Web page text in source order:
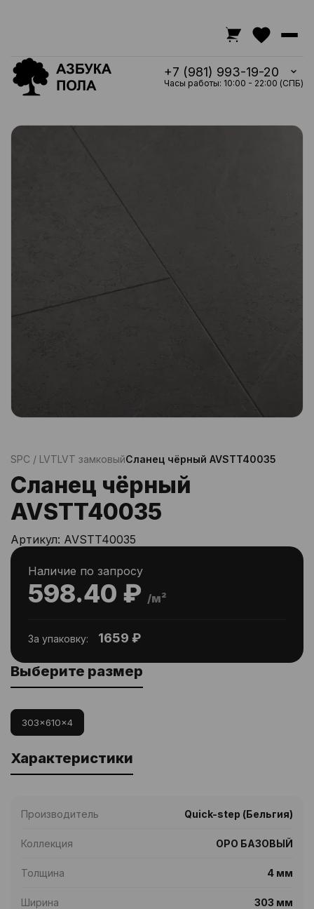
+7 (981) 993-19-20
Часы работы: 10:00 - 22:00 (СПБ)
SPC / LVTLVT замковыйСланец чёрный AVSTT40035
Сланец чёрный
AVSTT40035
Артикул: AVSTT40035
598.40 ₽ /м²
Наличие по запросу
За упаковку: 1659 ₽
Выберите размер
303x610x4
Характеристики
Производитель Quick-step (Бельгия)
Коллекция ОРО БАЗОВЫЙ
Толщина 4 мм
Ширина 303 мм